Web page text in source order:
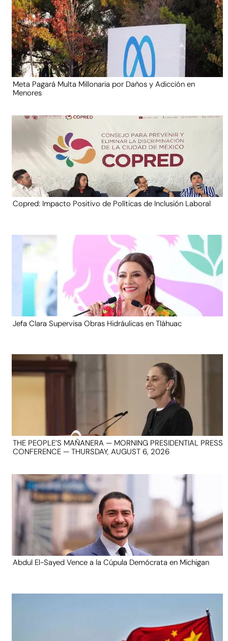
Meta Pagará Multa Millonaria por Daños y Adicción en
Menores
Copred: Impacto Positivo de Políticas de Inclusión Laboral
Jefa Clara Supervisa Obras Hidráulicas en Tláhuac
THE PEOPLE’S MAÑANERA — MORNING PRESIDENTIAL PRESS
CONFERENCE — THURSDAY, AUGUST 6, 2026
Abdul El-Sayed Vence a la Cúpula Demócrata en Michigan